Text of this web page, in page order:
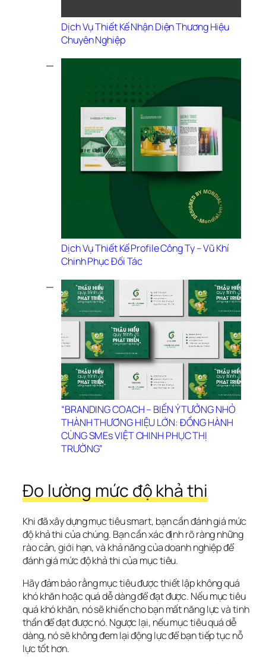
Dịch Vụ Thiết Kế Nhận Diện Thương Hiệu
Chuyên Nghiệp
Dịch Vụ Thiết Kế Profile Công Ty – Vũ Khí
Chinh Phục Đối Tác
“BRANDING COACH – BIẾN Ý TƯỞNG NHỎ
THÀNH THƯƠNG HIỆU LỚN: ĐỒNG HÀNH
CÙNG SMEs VIỆT CHINH PHỤC THỊ
TRƯỜNG”
Đo lường mức độ khả thi
Khi đã xây dựng mục tiêu smart, bạn cần đánh giá mức
độ khả thi của chúng. Bạn cần xác định rõ ràng những
rào cản, giới hạn, và khả năng của doanh nghiệp để
đánh giá mức độ khả thi của mục tiêu.
Hãy đảm bảo rằng mục tiêu được thiết lập không quá
khó khăn hoặc quá dễ dàng để đạt được. Nếu mục tiêu
quá khó khăn, nó sẽ khiến cho bạn mất năng lực và tinh
thần để đạt được nó. Ngược lại, nếu mục tiêu quá dễ
dàng, nó sẽ không đem lại động lực để bạn tiếp tục nỗ
lực tốt hơn.